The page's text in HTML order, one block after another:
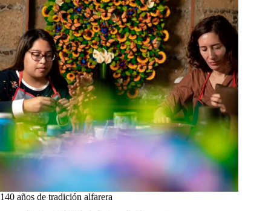
140 años de tradición alfarera